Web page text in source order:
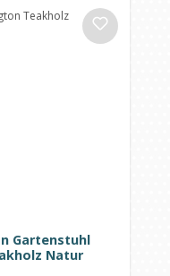
Gartenstuhl
Natur